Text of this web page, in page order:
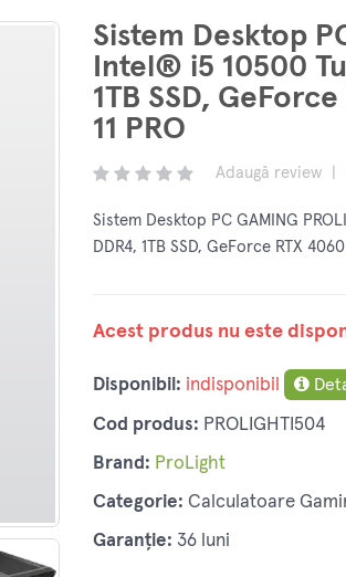
Sistem Desktop
Intel® i5 10500
1TB SSD,
11 PRO
Adaugă review
Sistem Desktop PC GAMING
DDR4, 1TB SSD, GeForce RTX
Acest produs nu este
Disponibil: indisponibil
Cod produs: PROLIGHTI504
Brand: ProLight
Categorie: Calculatoare
Garanție: 36 luni